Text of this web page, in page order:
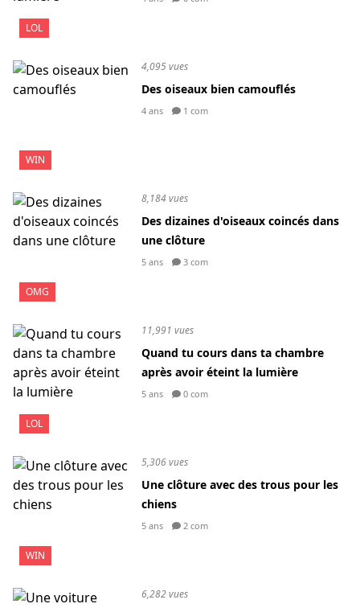
LOL
WIN
4,095 vues
Des oiseaux bien camouflés
4 ans 1 com
OMG
8,184 vues
Des dizaines d'oiseaux coincés dans
une clôture
5 ans 3 com
LOL
11,991 vues
Quand tu cours dans ta chambre
après avoir éteint la lumière
5 ans 0 com
WIN
5,306 vues
Une clôture avec des trous pour les
chiens
5 ans 2 com
6,282 vues